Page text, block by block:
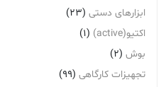
ابزارهای دستی (23)
اکتیو(active)
(1)
بوش (2)
تجهیزات کارگاهی (99)